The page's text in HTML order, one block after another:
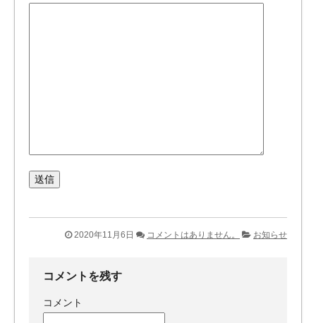
2020年11月6日 コメントはありません。 お知らせ
コメントを残す
コメント